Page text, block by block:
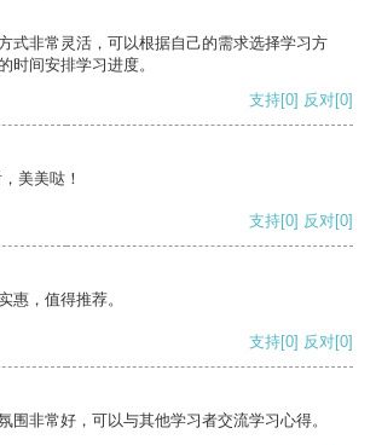
式非常灵活，可以根据自己的需求选择学习方
时间安排学习进度。
支持[0] 反对[0]
美美哒！
支持[0] 反对[0]
惠，值得推荐。
支持[0] 反对[0]
围非常好，可以与其他学习者交流学习心得。